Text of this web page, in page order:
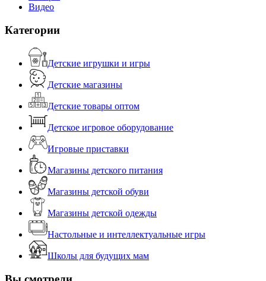
Видео
Категории
Детские игрушки и игры
Детские магазины
Детские товары оптом
Детское игровое оборудование
Игровые приставки
Магазины детского питания
Магазины детской обуви
Магазины детской одежды
Настольные и интеллектуальные игры
Школы для будущих мам